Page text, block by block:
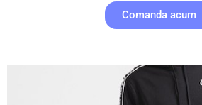
Comanda acum